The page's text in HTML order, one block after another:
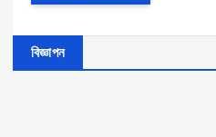
বিজ্ঞাপন
বাঁশখা
লীতে